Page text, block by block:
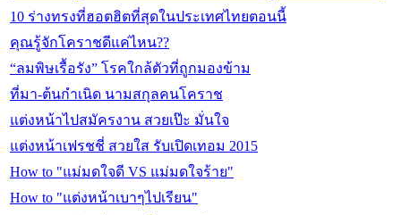
10 ร่างทรงที่ฮอตฮิตที่สุดในประเทศไทยตอนนี้
คุณรู้จักโคราชดีแค่ไหน??
“ลมพิษเรื้อรัง” โรคใกล้ตัวที่ถูกมองข้าม
ที่มา-ต้นกำเนิด นามสกุลคนโคราช
แต่งหน้าไปสมัครงาน สวยเป๊ะ มั่นใจ
แต่งหน้าเฟรชชี่ สวยใส รับเปิดเทอม 2015
How to "แม่มดใจดี VS แม่มดใจร้าย"
How to "แต่งหน้าเบาๆไปเรียน"